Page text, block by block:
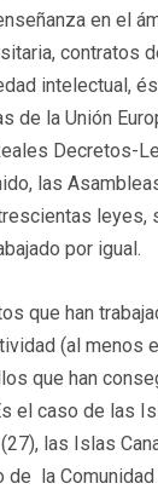
en el
contratos
intelectual,
de la Unión
Decretos-
las
leyes,
por igual.
que han
(al menos
que han
el caso de las
las Islas
de la Comunidad